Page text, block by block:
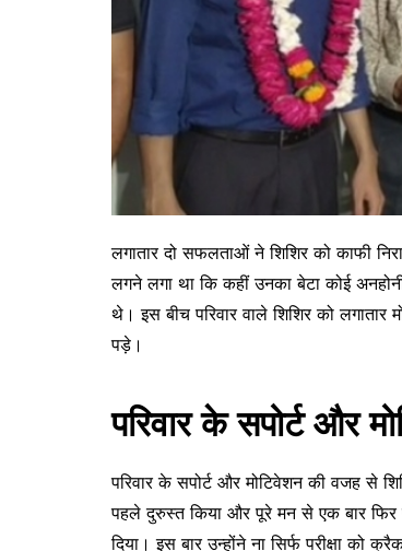
लगातार दो सफलताओं ने शिशिर को काफी
लगने लगा था कि कहीं उनका बेटा कोई
थे। इस बीच परिवार वाले शिशिर को लगातार
पड़े।
परिवार के सपोर्ट और
परिवार के सपोर्ट और मोटिवेशन की वजह से
पहले दुरुस्त किया और पूरे मन से एक बार फिर
दिया। इस बार उन्होंने ना सिर्फ परीक्षा